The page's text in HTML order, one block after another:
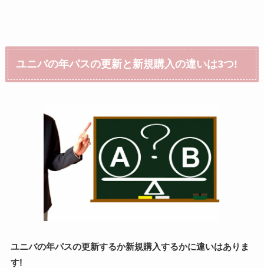
ユニバの年パスの更新と新規購入の違いは3つ!
ユニバの年パスの更新するか新規購入するかに違いはありま
す!